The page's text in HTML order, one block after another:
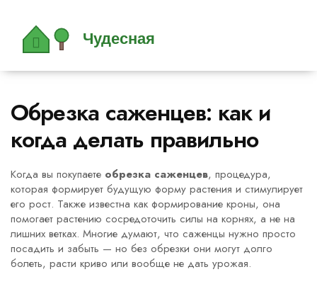
Обрезка саженцев: как и
когда делать правильно
Когда вы покупаете обрезка саженцев, процедура,
которая формирует будущую форму растения и стимулирует
его рост. Также известна как формирование кроны, она
помогает растению сосредоточить силы на корнях, а не на
лишних ветках. Многие думают, что саженцы нужно просто
посадить и забыть — но без обрезки они могут долго
болеть, расти криво или вообще не дать урожая.